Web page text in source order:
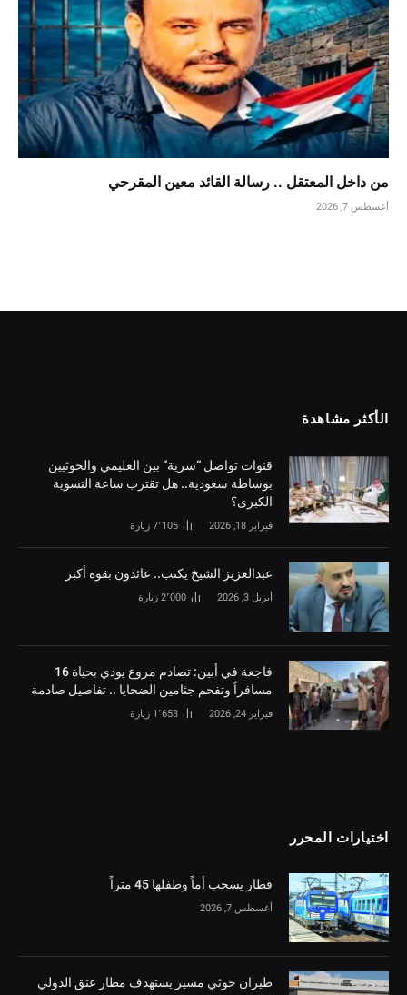
من داخل المعتقل .. رسالة القائد معين المقرحي
أغسطس 7, 2026
الأكثر مشاهدة
قنوات تواصل “سرية” بين العليمي والحوثيين
بوساطة سعودية.. هل تقترب ساعة التسوية
الكبرى؟
فبراير 18, 2026 7٬105 زيارة
‏عبدالعزيز الشيخ يكتب.. عائدون بقوة أكبر
أبريل 3, 2026 2٬000 زيارة
فاجعة في أبين: تصادم مروع يودي بحياة 16
مسافراً وتفحم جثامين الضحايا .. تفاصيل صادمة
فبراير 24, 2026 1٬653 زيارة
اختيارات المحرر
قطار يسحب أماً وطفلها 45 متراً
أغسطس 7, 2026
طيران حوثي مسير يستهدف مطار عتق الدولي